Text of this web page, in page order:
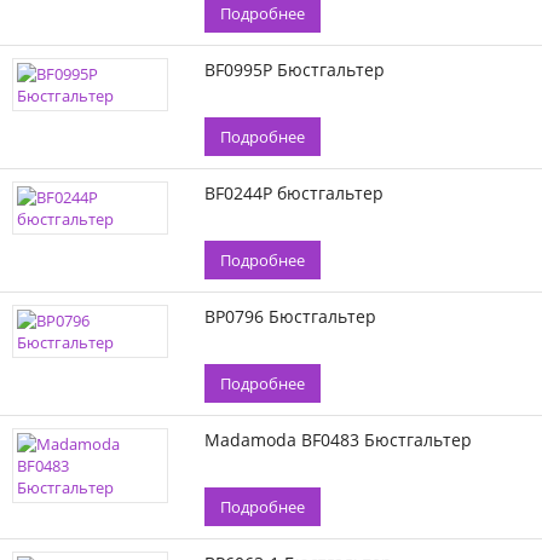
Подробнее
BF0995P Бюстгальтер
Подробнее
BF0244P бюстгальтер
Подробнее
BP0796 Бюстгальтер
Подробнее
Madamoda BF0483 Бюстгальтер
Подробнее